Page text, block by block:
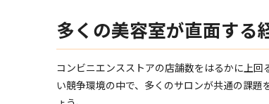
多くの美容室が直面する
コンビニエンスストアの店舗数をはるかに上
い競争環境の中で、多くのサロンが共通の課